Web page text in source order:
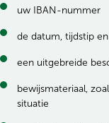
uw IBAN-nummer
de datum, tijdstip
een uitgebreide
bewijsmateriaal,
situatie